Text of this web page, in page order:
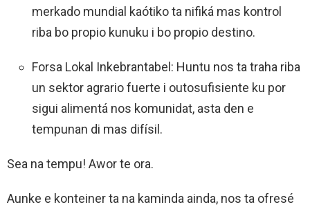
merkado mundial kaótiko ta nifiká mas kontrol
riba bo propio kunuku i bo propio destino.
Forsa Lokal Inkebrantabel: Huntu nos ta traha riba
un sektor agrario fuerte i outosufisiente ku por
sigui alimentá nos komunidat, asta den e
tempunan di mas difísil.
Sea na tempu! Awor te ora.
Aunke e konteiner ta na kaminda ainda, nos ta ofresé